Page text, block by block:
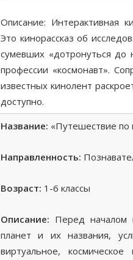
Описание: Интерактивная
Это кинорассказ об
сумевших «дотронуться до
профессии «космонавт».
известных кинолент
доступно.
Название: «Путешествие по
Направленность:
Возраст: 1-6 классы
Описание: Перед началом
планет и их названия,
виртуальное,